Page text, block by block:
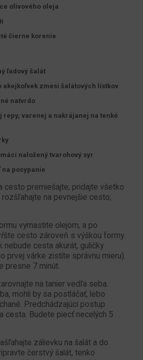
olivového oleja
čierne korenie
ľadový šalát
akejkoľvek zmesi šalátových lístkov
natvrdo
repy, varenej a nakrájanej na tenké
naložený tvarohový syr
posypanie
cesto premiešajte, pridajte všetko
na pevnejšie cesto;
vymastite olejom, a po
cesto zároveň s výškou formy.
nebude cesta akurát, guličky
prvej várke zistíte správnu mieru).
presne 7 minút.
na tanier vedľa seba.
mohli by sa postláčať, lebo
Predchádzajúci postup
cesta. Budete piecť necelých 5
zálievku na šalát a do
čerstvý šalát, tenko